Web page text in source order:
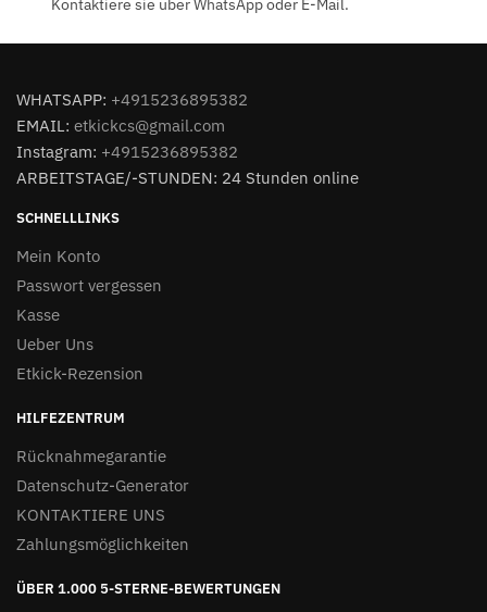
Kontaktiere sie über WhatsApp oder E-Mail.
WHATSAPP: +4915236895382
EMAIL: etkickcs@gmail.com
Instagram: +4915236895382
ARBEITSTAGE/-STUNDEN: 24 Stunden online
SCHNELLLINKS
Mein Konto
Passwort vergessen
Kasse
Ueber Uns
Etkick-Rezension
HILFEZENTRUM
Rücknahmegarantie
Datenschutz-Generator
KONTAKTIERE UNS
Zahlungsmöglichkeiten
ÜBER 1.000 5-STERNE-BEWERTUNGEN